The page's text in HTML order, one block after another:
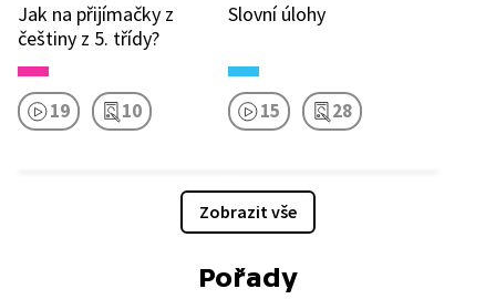
Jak na přijímačky z
češtiny z 5. třídy?
19 10
Slovní úlohy
15 28
Zobrazit vše
Pořady